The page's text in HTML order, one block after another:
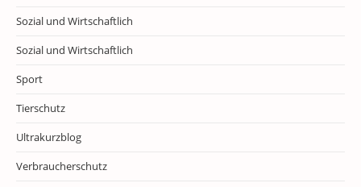
Sozial und Wirtschaftlich
Sozial und Wirtschaftlich
Sport
Tierschutz
Ultrakurzblog
Verbraucherschutz